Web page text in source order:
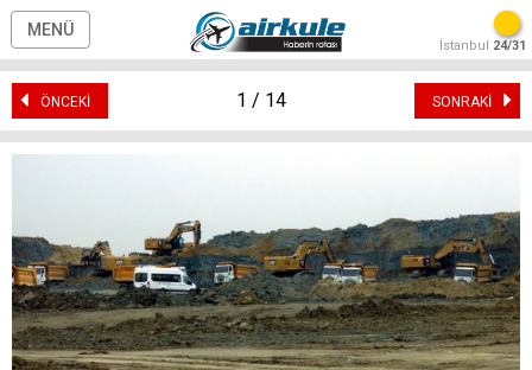
MENÜ
İstanbul 24/31
ÖNCEKİ SONRAKİ
1 / 14